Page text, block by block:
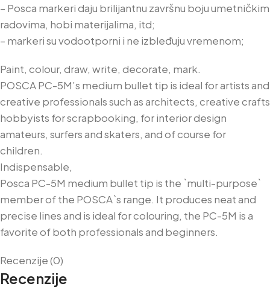
– Posca markeri daju brilijantnu završnu boju umetničkim
radovima, hobi materijalima, itd;
– markeri su vodootporni i ne izbleđuju vremenom;
Paint, colour, draw, write, decorate, mark.
POSCA PC-5M’s medium bullet tip is ideal for artists and
creative professionals such as architects, creative crafts
hobbyists for scrapbooking, for interior design
amateurs, surfers and skaters, and of course for
children.
Indispensable,
Posca PC-5M medium bullet tip is the `multi-purpose`
member of the POSCA`s range. It produces neat and
precise lines and is ideal for colouring, the PC-5M is a
favorite of both professionals and beginners.
Recenzije (0)
Recenzije